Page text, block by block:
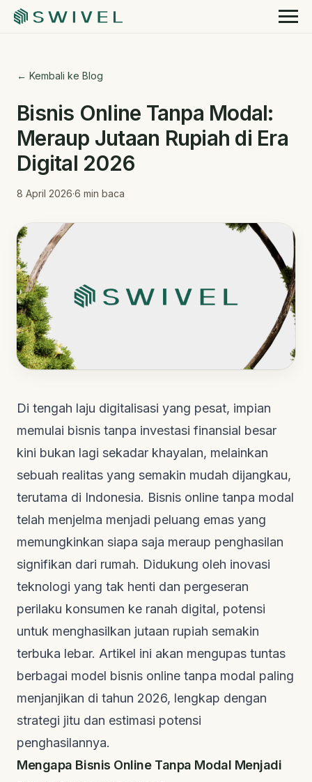
← Kembali ke Blog
Bisnis Online Tanpa Modal:
Meraup Jutaan Rupiah di Era
Digital 2026
8 April 2026·6 min baca
Di tengah laju digitalisasi yang pesat, impian
memulai bisnis tanpa investasi finansial besar
kini bukan lagi sekadar khayalan, melainkan
sebuah realitas yang semakin mudah dijangkau,
terutama di Indonesia. Bisnis online tanpa modal
telah menjelma menjadi peluang emas yang
memungkinkan siapa saja meraup penghasilan
signifikan dari rumah. Didukung oleh inovasi
teknologi yang tak henti dan pergeseran
perilaku konsumen ke ranah digital, potensi
untuk menghasilkan jutaan rupiah semakin
terbuka lebar. Artikel ini akan mengupas tuntas
berbagai model bisnis online tanpa modal paling
menjanjikan di tahun 2026, lengkap dengan
strategi jitu dan estimasi potensi
penghasilannya.
Mengapa Bisnis Online Tanpa Modal Menjadi